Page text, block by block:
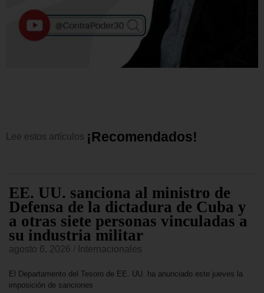
Lee estos artículos ¡Recomendados!
EE. UU. sanciona al ministro de
Defensa de la dictadura de Cuba y
a otras siete personas vinculadas a
su industria militar
agosto 6, 2026 Internacionales
El Departamento del Tesoro de EE. UU. ha anunciado este jueves la
imposición de sanciones